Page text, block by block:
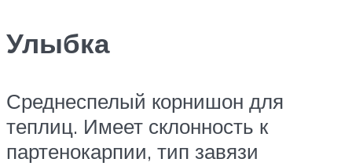
Улыбка
Среднеспелый корнишон для
теплиц. Имеет склонность к
партенокарпии, тип завязи